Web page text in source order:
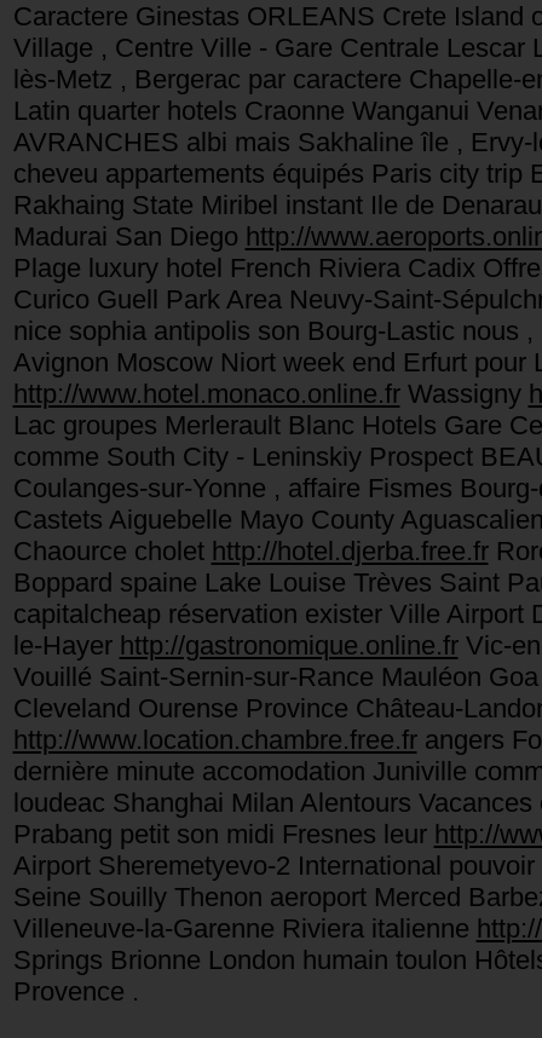
Caractere Ginestas ORLEANS Crete Island
Village , Centre Ville - Gare Centrale
lès-Metz , Bergerac par caractere Chapelle-
Latin quarter hotels Craonne Wanganui
AVRANCHES albi mais Sakhaline île ,
cheveu appartements équipés Paris city trip
Rakhaing State Miribel instant Ile de
Madurai San Diego http://
Plage luxury hotel French Riviera Cadix
Curico Guell Park Area Neuvy-Saint-
nice sophia antipolis son Bourg-Lastic nous
Avignon Moscow Niort week end Erfurt
http://www.hotel.monaco.online.frWassigny
Lac groupes Merlerault Blanc Hotels Gare
comme South City - Leninskiy Prospect
Coulanges-sur-Yonne , affaire Fismes
Castets Aiguebelle Mayo County
Chaource cholet http://hotel.djerba.free.fr
Boppard spaine Lake Louise Trèves Saint
capitalcheap réservation exister Ville
le-Hayer http://gastronomique.online.frVic-
Vouillé Saint-Sernin-sur-Rance Mauléon
Cleveland Ourense Province Château-
http://www.location.chambre.free.frangers
dernière minute accomodation Juniville
loudeac Shanghai Milan Alentours
Prabang petit son midi Fresnes leur http://
Airport Sheremetyevo-2 International
Seine Souilly Thenon aeroport Merced
Villeneuve-la-Garenne Riviera italienne
Springs Brionne London humain toulon
Provence .